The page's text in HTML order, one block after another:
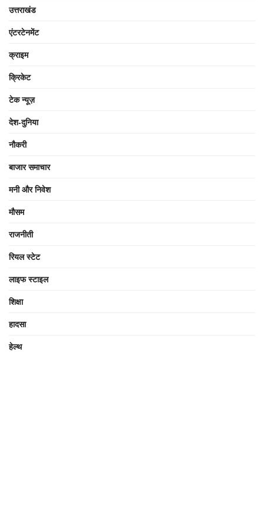
उत्तराखंड
एंटरटेनमेंट
क्राइम
क्रिकेट
टेक न्यूज़
देश-दुनिया
नौकरी
बाजार समाचार
मनी और निवेश
मौसम
राजनीती
रियल स्टेट
लाइफ स्टाइल
शिक्षा
हादसा
हेल्थ